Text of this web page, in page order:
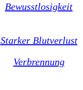
Bewusstlosigkeit
Starker Blutverlust
Verbrennung